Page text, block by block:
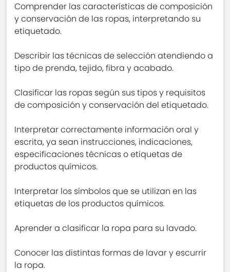
Comprender las características de composición
y conservación de las ropas, interpretando su
etiquetado.
Describir las técnicas de selección atendiendo a
tipo de prenda, tejido, fibra y acabado.
Clasificar las ropas según sus tipos y requisitos
de composición y conservación del etiquetado.
Interpretar correctamente información oral y
escrita, ya sean instrucciones, indicaciones,
especificaciones técnicas o etiquetas de
productos químicos.
Interpretar los símbolos que se utilizan en las
etiquetas de los productos químicos.
Aprender a clasificar la ropa para su lavado.
Conocer las distintas formas de lavar y escurrir
la ropa.